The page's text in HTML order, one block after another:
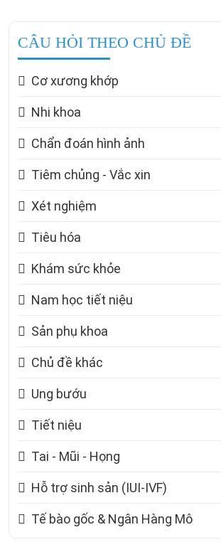
CÂU HỎI THEO CHỦ ĐỀ
Cơ xương khớp
Nhi khoa
Chẩn đoán hình ảnh
Tiêm chủng - Vắc xin
Xét nghiệm
Tiêu hóa
Khám sức khỏe
Nam học tiết niệu
Sản phụ khoa
Chủ đề khác
Ung bướu
Tiết niệu
Tai - Mũi - Họng
Hỗ trợ sinh sản (IUI-IVF)
Tế bào gốc & Ngân Hàng Mô